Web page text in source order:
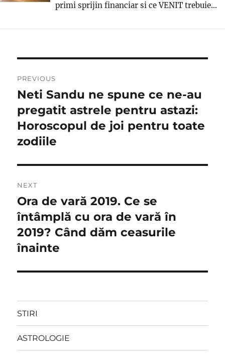
primi sprijin financiar si ce VENIT trebuie...
în
articole
PREVIOUS
Previous
post:
Neti Sandu ne spune ce ne-au
pregatit astrele pentru astazi:
Horoscopul de joi pentru toate
zodiile
NEXT
Next
post:
Ora de vară 2019. Ce se
întâmplă cu ora de vară în
2019? Când dăm ceasurile
înainte
STIRI
ASTROLOGIE